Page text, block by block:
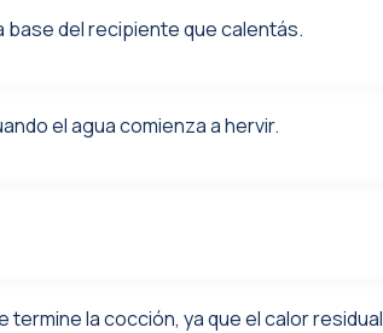
base del recipiente que calentás.
el agua comienza a hervir.
termine la cocción, ya que el calor residual